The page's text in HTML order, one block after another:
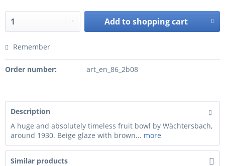
Add toshopping cart
Remember
Order number: art_en_86_2b08
Description
A huge and absolutely timeless fruit bowl by Wächtersbach,
around 1930. Beige glaze with brown... more
Similar products